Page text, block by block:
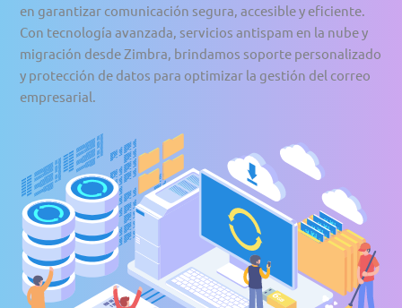
en garantizar comunicación segura, accesible y eficiente.
Con tecnología avanzada, servicios antispam en la nube y
migración desde Zimbra, brindamos soporte personalizado
y protección de datos para optimizar la gestión del correo
empresarial.